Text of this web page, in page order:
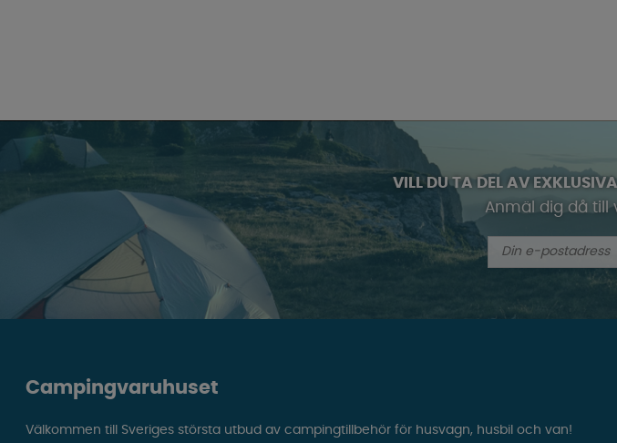
VILL DU TA DEL AV
Anmäl dig då till
Campingvaruhuset
Välkommen till Sveriges största utbud av campingtillbehör för husvagn, husbil och van!